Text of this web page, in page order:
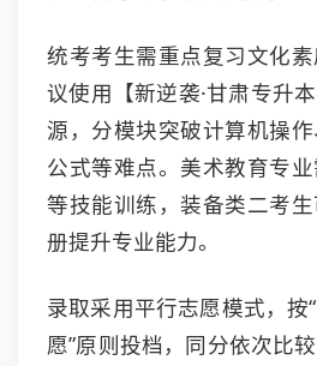
统考考生需重点复习文化
议使用【新逆袭·甘肃专升
源，分模块突破计算机操
公式等难点。美术教育专
等技能训练，装备类二考
册提升专业能力。
录取采用平行志愿模式，按
愿”原则投档，同分依次比